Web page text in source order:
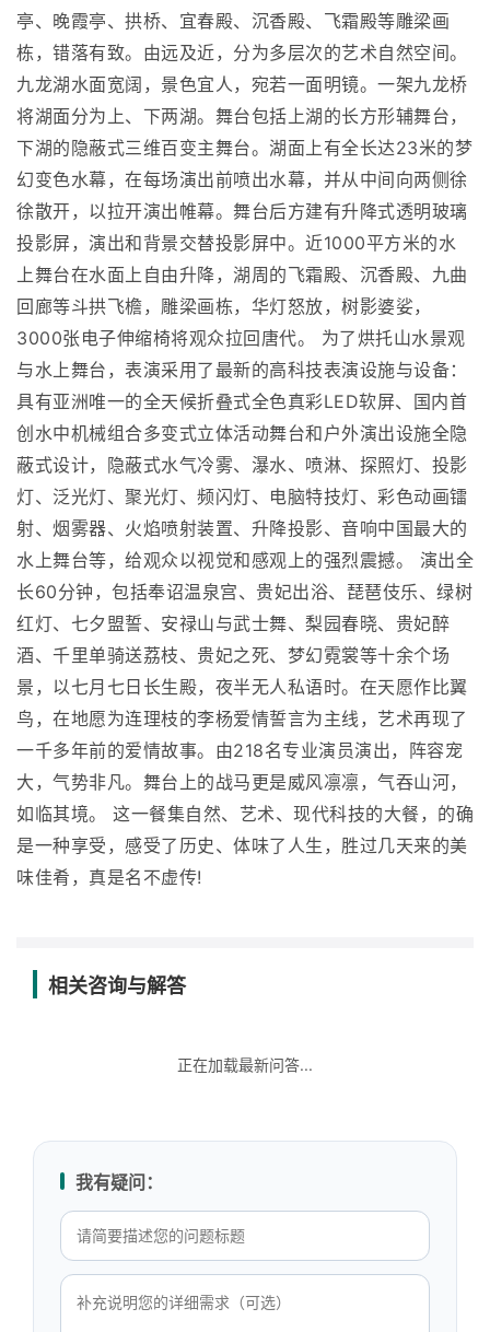
亭、晚霞亭、拱桥、宜春殿、沉香殿、飞霜殿等雕梁画
栋，错落有致。由远及近，分为多层次的艺术自然空间。
九龙湖水面宽阔，景色宜人，宛若一面明镜。一架九龙桥
将湖面分为上、下两湖。舞台包括上湖的长方形辅舞台，
下湖的隐蔽式三维百变主舞台。湖面上有全长达23米的梦
幻变色水幕，在每场演出前喷出水幕，并从中间向两侧徐
徐散开，以拉开演出帷幕。舞台后方建有升降式透明玻璃
投影屏，演出和背景交替投影屏中。近1000平方米的水
上舞台在水面上自由升降，湖周的飞霜殿、沉香殿、九曲
回廊等斗拱飞檐，雕梁画栋，华灯怒放，树影婆娑，
3000张电子伸缩椅将观众拉回唐代。 为了烘托山水景观
与水上舞台，表演采用了最新的高科技表演设施与设备：
具有亚洲唯一的全天候折叠式全色真彩LED软屏、国内首
创水中机械组合多变式立体活动舞台和户外演出设施全隐
蔽式设计，隐蔽式水气冷雾、瀑水、喷淋、探照灯、投影
灯、泛光灯、聚光灯、频闪灯、电脑特技灯、彩色动画镭
射、烟雾器、火焰喷射装置、升降投影、音响中国最大的
水上舞台等，给观众以视觉和感观上的强烈震撼。 演出全
长60分钟，包括奉诏温泉宫、贵妃出浴、琵琶伎乐、绿树
红灯、七夕盟誓、安禄山与武士舞、梨园春晓、贵妃醉
酒、千里单骑送荔枝、贵妃之死、梦幻霓裳等十余个场
景，以七月七日长生殿，夜半无人私语时。在天愿作比翼
鸟，在地愿为连理枝的李杨爱情誓言为主线，艺术再现了
一千多年前的爱情故事。由218名专业演员演出，阵容宠
大，气势非凡。舞台上的战马更是威风凛凛，气吞山河，
如临其境。 这一餐集自然、艺术、现代科技的大餐，的确
是一种享受，感受了历史、体味了人生，胜过几天来的美
味佳肴，真是名不虚传!
相关咨询与解答
正在加载最新问答...
我有疑问：